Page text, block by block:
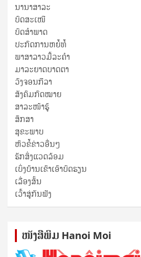
ນານາສາລະ
ບົດສະເໜີ
ບົດສໍາພາດ
ປະກົດການຫຍໍ້ທໍ້
ພາສາລາວມື້ລະຄຳ
ມາລະຍາດບາດຕາ
ວົງຈອນກີລາ
ສັງຄົມກົດໝາຍ
ສາລະໜ້າຮູ້
ສຶກສາ
ສຸ​ຂະ​ພາບ
ຫົວຂໍ້ຂ່າວອື່ນໆ
ຮັກສິ່ງແວດລ້ອມ
ເບິ່ງບ້ານເຂົາເອົາບົດຮຽນ
ເລື່ອງສັ້ນ
ເວົ້າສູ່ກັນຟັງ
ໜັງ​ສື​ພິມ Hanoi Moi